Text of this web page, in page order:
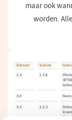
maar ook
worden.